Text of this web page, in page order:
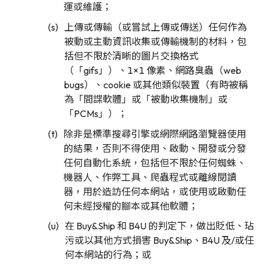
運或維護；
上傳或傳輸（或嘗試上傳或傳送）任何作為
被動或主動資訊收集或傳輸機制的材料，包
括但不限於清晰的圖片交換格式
（「gifs」）、1×1 像素、網路臭蟲（web
bugs）、cookie 或其他類似裝置（有時被稱
為「間諜軟體」或「被動收集機制」或
「PCMs」）；
除非是標準搜尋引擎或網際網路瀏覽器使用
的結果，否則不得使用、啟動、開發或分發
任何自動化系統，包括但不限於任何蜘蛛、
機器人、作弊工具、爬蟲程式或離線閱讀
器，用於造訪任何本網站，或使用或啟動任
何未經授權的腳本或其他軟體；
在 Buy&Ship 和 B4U 的判定下，做出貶低、玷
污或以其他方式損害 Buy&Ship、B4U 及/或任
何本網站的行為；或